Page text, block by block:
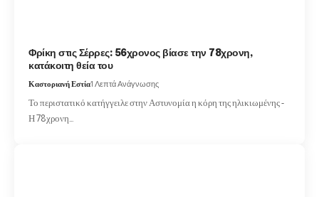
Φρίκη στις Σέρρες: 56χρονος βίασε την 78χρονη,
κατάκοιτη θεία του
Καστοριανή Εστία1 Λεπτά Ανάγνωσης
Το περιστατικό κατήγγειλε στην Αστυνομία η κόρη της ηλικιωμένης -
Η 78χρονη…